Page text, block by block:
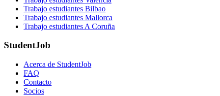
Trabajo estudiantes Bilbao
Trabajo estudiantes Mallorca
Trabajo estudiantes A Coruña
StudentJob
Acerca de StudentJob
FAQ
Contacto
Socios